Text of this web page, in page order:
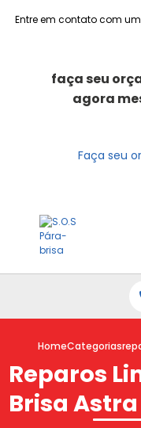
Entre em contato com
faça seu
agora
Faça seu
HomeCategorias
Reparos
Brisa